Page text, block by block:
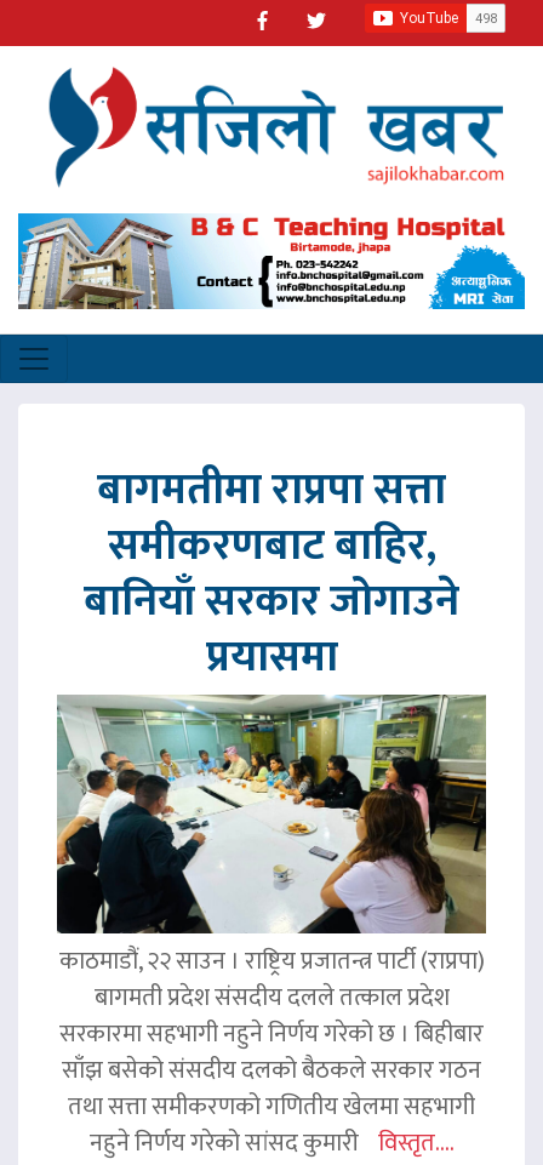
बागमतीमा राप्रपा सत्ता
समीकरणबाट बाहिर,
बानियाँ सरकार जोगाउने
प्रयासमा
काठमाडौं, २२ साउन । राष्ट्रिय प्रजातन्त्र पार्टी (राप्रपा)
बागमती प्रदेश संसदीय दलले तत्काल प्रदेश
सरकारमा सहभागी नहुने निर्णय गरेको छ । बिहीबार
साँझ बसेको संसदीय दलको बैठकले सरकार गठन
तथा सत्ता समीकरणको गणितीय खेलमा सहभागी
नहुने निर्णय गरेको सांसद कुमारी विस्तृत....